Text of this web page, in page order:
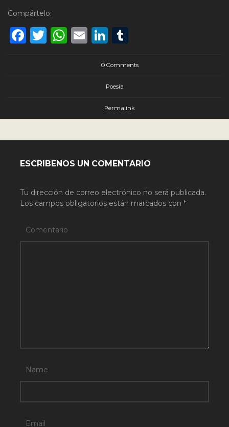
Compártelo:
Facebook
Twitter
WhatsApp
EmailLinkedIn
0 Comments
Poesía
Permalink
ESCRIBENOS UN COMENTARIO
Tu dirección de correo electrónico no será publicada.
Los campos obligatorios están marcados con *
Comentario
Name
Email